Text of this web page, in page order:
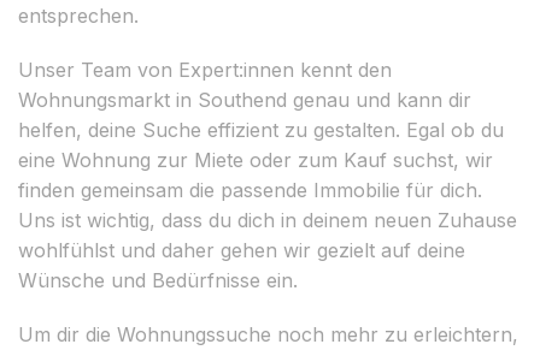
entsprechen.
Unser Team von Expert:innen kennt den
Wohnungsmarkt in Southend genau und kann dir
helfen, deine Suche effizient zu gestalten. Egal ob du
eine Wohnung zur Miete oder zum Kauf suchst, wir
finden gemeinsam die passende Immobilie für dich.
Uns ist wichtig, dass du dich in deinem neuen Zuhause
wohlfühlst und daher gehen wir gezielt auf deine
Wünsche und Bedürfnisse ein.
Um dir die Wohnungssuche noch mehr zu erleichtern,